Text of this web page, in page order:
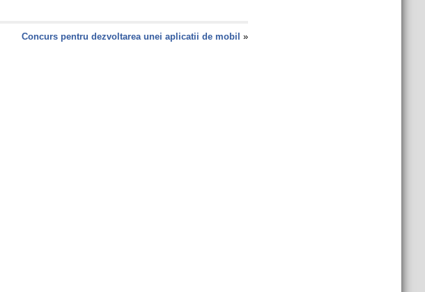
Concurs pentru dezvoltarea unei aplicatii de mobil »